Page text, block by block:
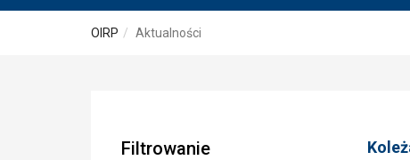
OIRP Aktualności
Filtrowanie